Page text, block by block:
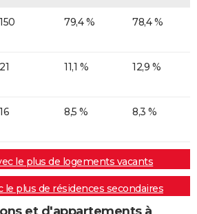
150 79,4 % 78,4 %
21 11,1 % 12,9 %
16 8,5 % 8,3 %
le plus de logements vacants
le plus de résidences secondaires